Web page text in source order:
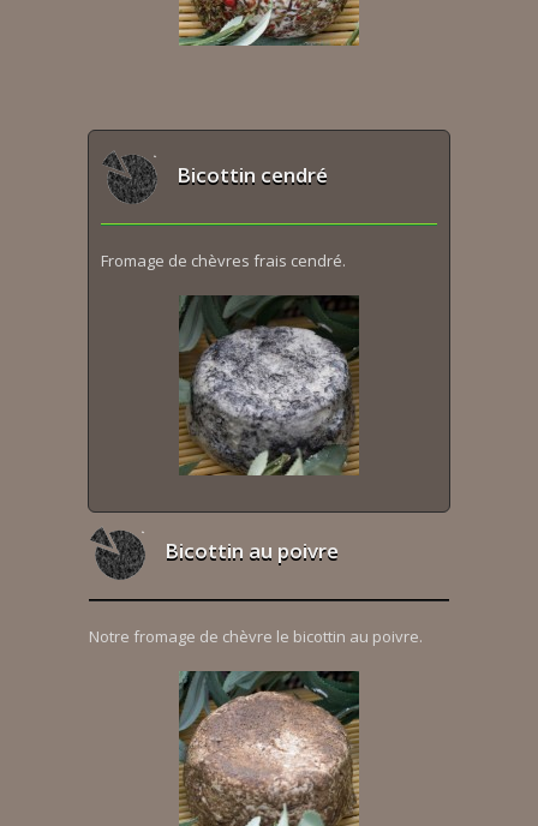
Bicottin cendré
Fromage de chèvres frais cendré.
Bicottin au poivre
Notre fromage de chèvre le bicottin au poivre.